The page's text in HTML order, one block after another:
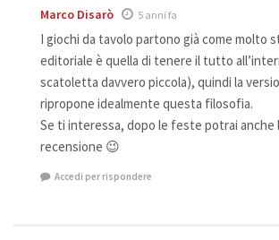
Marco Disarò 5 anni fa
I giochi da tavolo partono già come molto
editoriale è quella di tenere il tutto
scatoletta davvero piccola), quindi la
ripropone idealmente questa filosofia.
Se ti interessa, dopo le feste potrai anche
recensione 😉
Accedi per rispondere